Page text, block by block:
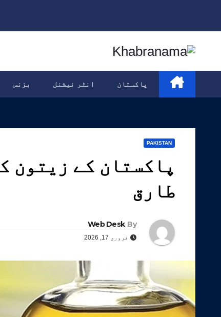
پاکستان انٹر نیشنل بزنس
PAKISTAN
طارق
By
Web Desk
فروری 17, 2026